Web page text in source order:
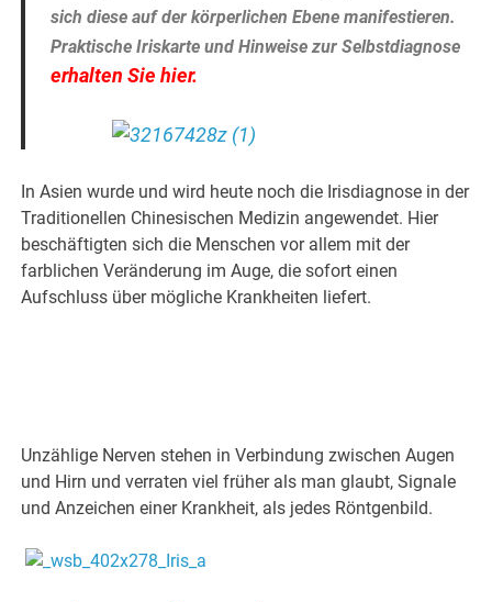
sich diese auf der körperlichen Ebene manifestieren.
Praktische Iriskarte und Hinweise zur Selbstdiagnose
erhalten Sie hier.
In Asien wurde und wird heute noch die Irisdiagnose in der
Traditionellen Chinesischen Medizin angewendet. Hier
beschäftigten sich die Menschen vor allem mit der
farblichen Veränderung im Auge, die sofort einen
Aufschluss über mögliche Krankheiten liefert.
Unzählige Nerven stehen in Verbindung zwischen Augen
und Hirn und verraten viel früher als man glaubt, Signale
und Anzeichen einer Krankheit, als jedes Röntgenbild.